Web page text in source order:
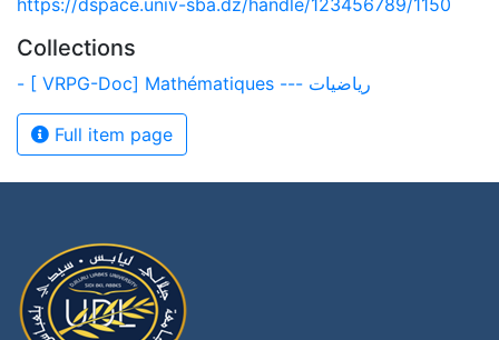
https://dspace.univ-sba.dz/handle/123456789/1150
Collections
- [ VRPG-Doc] Mathématiques --- رياضيات
Full item page